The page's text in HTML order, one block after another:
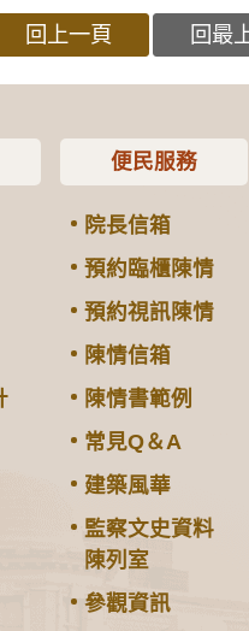
回上一頁 回最
便民服務
院長信箱
預約臨櫃陳情
預約視訊陳情
陳情信箱
陳情書範例
常見Q＆A
建築風華
監察文史資料
陳列室
參觀資訊